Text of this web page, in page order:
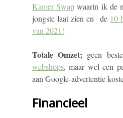
Kamer Swap waarin ik de
jongste laat zien en de 10
van 2021!
Totale Omzet; geen
webshops, maar wel een
aan Google-advertentie
Financieel